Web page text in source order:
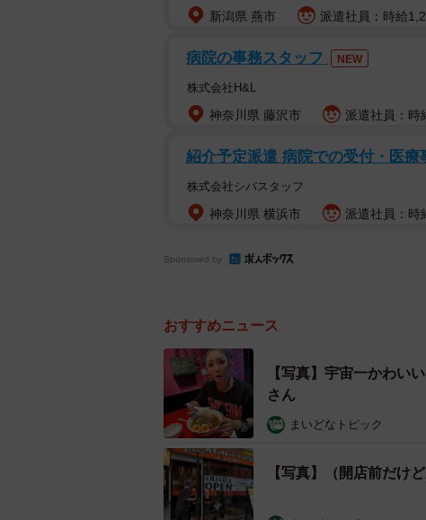
新潟県 燕市 派遣社員：時給
病院の事務スタッフ NEW
株式会社H&L
神奈川県 藤沢市 派遣社員：時
紹介予定派遣 病院での受付・医療
株式会社シバスタッフ
神奈川県 横浜市 派遣社員：時
Sponsored by
おすすめニュース
【写真】宇宙一かわい
さん
まいどなトピック
【写真】（開店前だけ